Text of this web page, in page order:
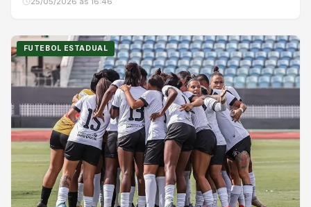
FUTEBOL ESTADUAL